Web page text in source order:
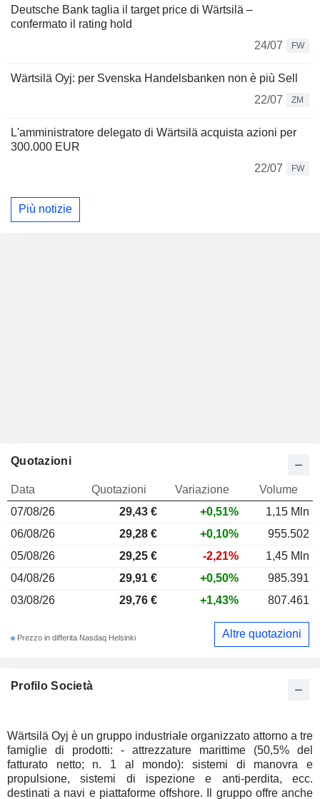
Deutsche Bank taglia il target price di Wärtsilä –
confermato il rating hold
24/07
FW
Wärtsilä Oyj: per Svenska Handelsbanken non è più Sell
22/07
ZM
L'amministratore delegato di Wärtsilä acquista azioni per
300.000 EUR
22/07
FW
Più notizie
Profilo Società
Wärtsilä Oyj è un gruppo industriale organizzato attorno a tre
famiglie di prodotti: - attrezzature marittime (50,5% del
fatturato netto; n. 1 al mondo): sistemi di manovra e
propulsione, sistemi di ispezione e anti-perdita, ecc.
destinati a navi e piattaforme offshore. Il gruppo offre anche
Quotazioni
Data Quotazioni Variazione
Volume
07/08/26
29,43 € +0,51%
1,15 Mln
06/08/26
29,28 € +0,10%
955.502
05/08/26
29,25 € -2,21%
1,45 Mln
04/08/26
29,91 € +0,50%
985.391
03/08/26
29,76 € +1,43% 807.461
Prezzo in differita Nasdaq Helsinki Altre quotazioni